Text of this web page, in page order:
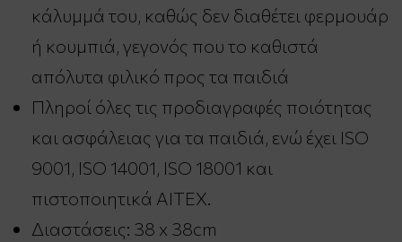
κάλυμμά του, καθώς δεν διαθέτει φερμουάρ
ή κουμπιά, γεγονός που το καθιστά
απόλυτα φιλικό προς τα παιδιά
Πληροί όλες τις προδιαγραφές ποιότητας
και ασφάλειας για τα παιδιά, ενώ έχει ISO
9001, ISO 14001, ISO 18001 και
πιστοποιητικά AITEX.
Διαστάσεις: 38 x 38cm